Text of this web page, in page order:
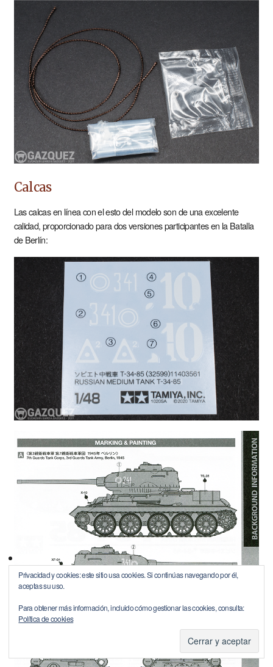
Calcas
Las calcas en línea con el esto del modelo son de una excelente
calidad, proporcionado para dos versiones participantes en la Batalla
de Berlín:
Privacidad y cookies: este sitio usa cookies. Si continúas navegando por él,
aceptas su uso.
Para obtener más información, incluido cómo gestionar las cookies, consulta:
Política de cookies